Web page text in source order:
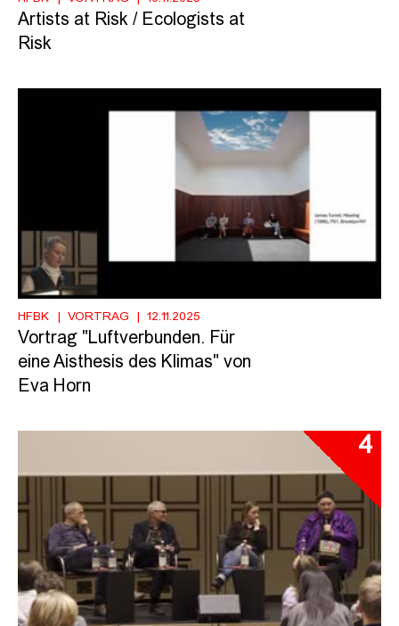
Artists at Risk / Ecologists at
Risk
HFBK VORTRAG 12.11.2025
Vortrag "Luftverbunden. Für
eine Aisthesis des Klimas" von
Eva Horn
4